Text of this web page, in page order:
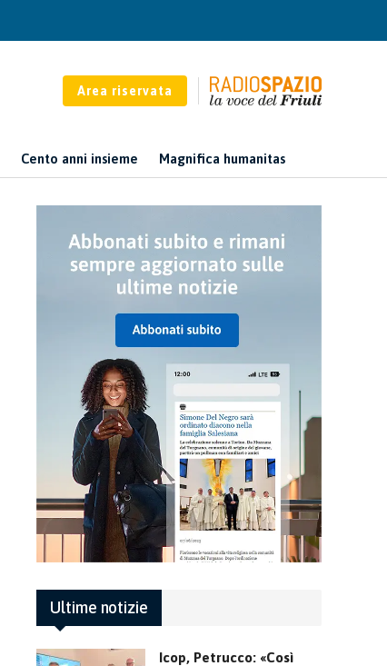
Area riservata
Cento anni insieme Magnifica humanitas
Ultime notizie
Icop, Petrucco: «Così